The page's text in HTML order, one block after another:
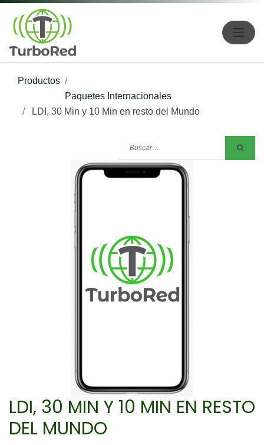
Productos
Paquetes Internacionales
LDI, 30 Min y 10 Min en resto del Mundo
LDI, 30 MIN Y 10 MIN EN RESTO
DEL MUNDO